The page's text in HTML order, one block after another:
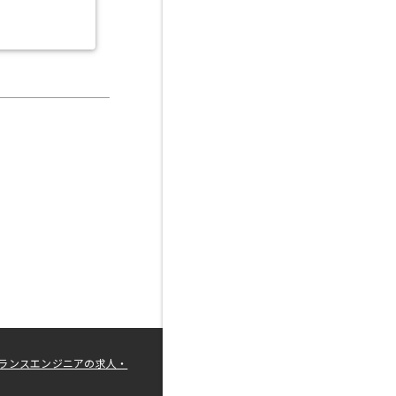
ンスエンジニアの求人・